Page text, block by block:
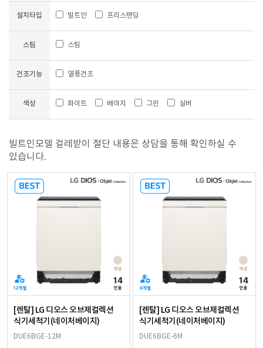
설치타입 빌트인 프리스탠딩
스팀 스팀
건조기능 열풍건조
색상 화이트 베이지 그린 실버
빌트인모델 걸레받이 절단 내용은 상담을 통해 확인하실 수
있습니다.
[렌탈] LG 디오스 오브제컬렉션
식기세척기(네이처베이지)
DUE6BGE-12M
[렌탈] LG 디오스 오브제컬렉션
식기세척기(네이처베이지)
DUE6BGE-6M